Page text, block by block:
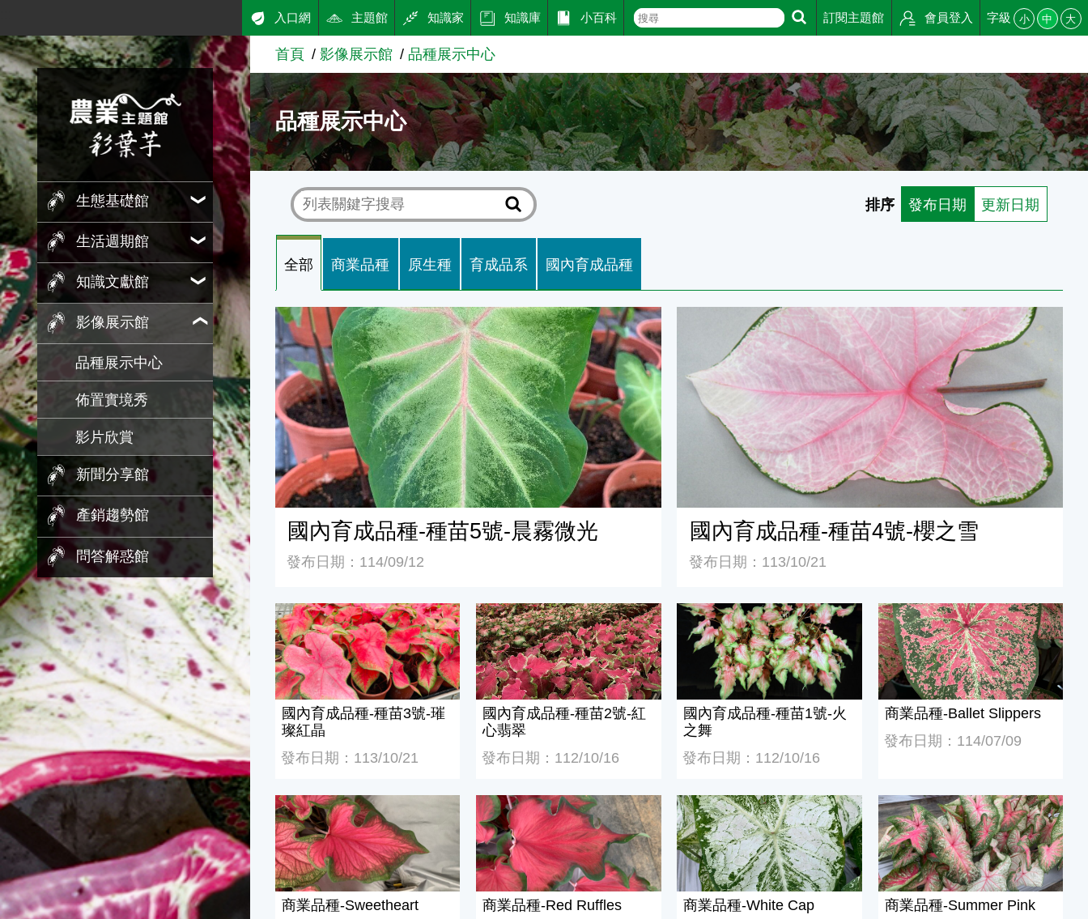
跳到主要內容
農業知識入口網
生態基礎館
生活週期館
知識文獻館
影像展示館
品種展示中心
佈置實境秀
影片欣賞
新聞分享館
產銷趨勢館
問答解惑館
入口網 主題館 知識家 知識庫 小百科 訂閱主題館 會員登入 字級 小 中 大
首頁 影像展示館 品種展示中心
品種展示中心
排序 發布日期 更新日期
全部 商業品種 原生種 育成品系 國內育成品種
國內育成品種-種苗5號-晨霧微光
國內育成品種-種苗5號-晨霧微光
發布日期：114/09/12
國內育成品種-種苗4號-櫻之雪
國內育成品種-種苗4號-櫻之雪
發布日期：113/10/21
國內育成品種-種苗3號-璀璨紅晶
國內育成品種-種苗3號-璀
璨紅晶
發布日期：113/10/21
國內育成品種-種苗2號-紅心翡翠
國內育成品種-種苗2號-紅
心翡翠
發布日期：112/10/16
國內育成品種-種苗1號-火之舞
國內育成品種-種苗1號-火
之舞
發布日期：112/10/16
商業品種-Ballet Slippers
商業品種-Ballet Slippers
發布日期：114/07/09
商業品種-Sweetheart
商業品種-Sweetheart
商業品種-Red Ruffles
商業品種-Red Ruffles
商業品種-White Cap
商業品種-White Cap
商業品種-Summer Pink
商業品種-Summer Pink